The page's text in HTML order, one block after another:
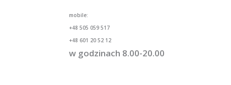
mobile:
+48 505 059 517
+48 601 20 52 12
w godzinach 8.00-20.00